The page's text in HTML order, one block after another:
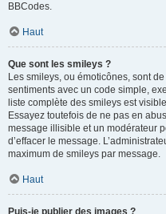
BBCodes.
Haut
Que sont les smileys ?
Les smileys, ou émoticônes, sont
sentiments avec un code simple,
liste complète des smileys est
Essayez toutefois de ne pas en
message illisible et un modérateur
d’effacer le message.
maximum de smileys par message.
Haut
Puis-je publier des images ?